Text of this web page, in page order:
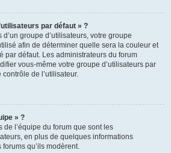
par défaut » ?
groupe d’utilisateurs, votre groupe
afin de déterminer quelle sera la couleur et
par défaut. Les administrateurs du forum
vous-même votre groupe d’utilisateurs par
de l’utilisateur.
» ?
de l’équipe du forum que sont les
en plus de quelques informations
qu’ils modèrent.